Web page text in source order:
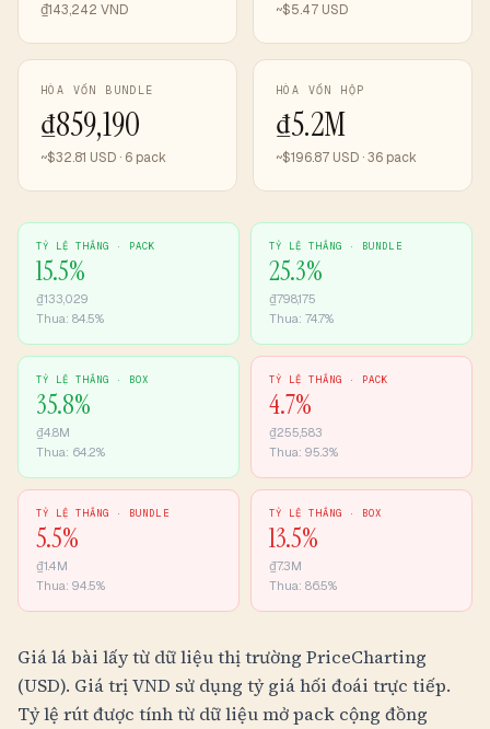
₫143,242 VND ~$5.47 USD
HÒA VỐN BUNDLE
₫859,190
~$32.81 USD · 6 pack
HÒA VỐN HỘP
₫5.2M
~$196.87 USD · 36 pack
TỶ LỆ THẮNG · PACK
15.5%
₫133,029
Thua: 84.5%
TỶ LỆ THẮNG · BUNDLE
25.3%
₫798,175
Thua: 74.7%
TỶ LỆ THẮNG · BOX
35.8%
₫4.8M
Thua: 64.2%
TỶ LỆ THẮNG · PACK
4.7%
₫255,583
Thua: 95.3%
TỶ LỆ THẮNG · BUNDLE
5.5%
₫1.4M
Thua: 94.5%
TỶ LỆ THẮNG · BOX
13.5%
₫7.3M
Thua: 86.5%
Giá lá bài lấy từ dữ liệu thị trường PriceCharting
(USD). Giá trịVND sử dụng tỷ giá hối đoái trực tiếp.
Tỷ lệ rút được tính từ dữ liệu mở pack cộng đồng